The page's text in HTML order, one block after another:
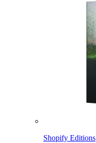
Shopify Editions